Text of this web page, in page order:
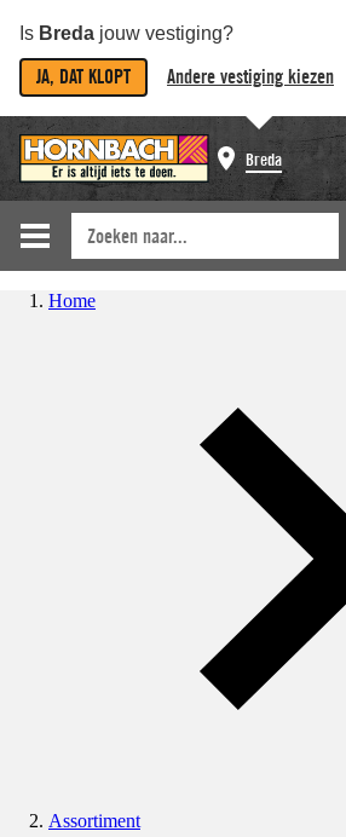
Is Breda jouw vestiging?
JA, DAT KLOPT Andere vestiging kiezen
Breda
Home
Assortiment